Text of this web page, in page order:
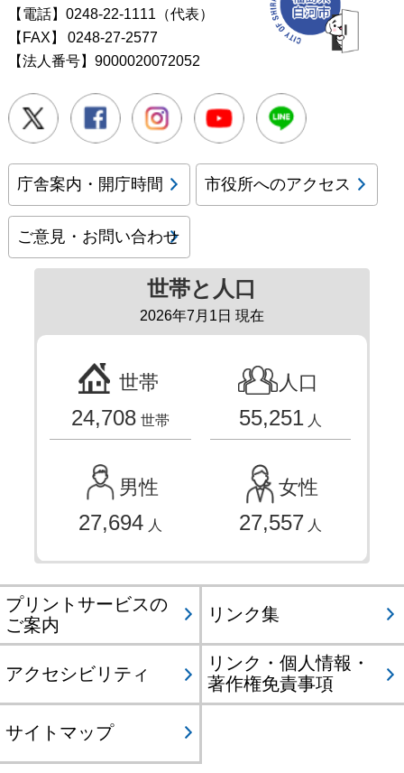
【電話】0248-22-1111（代表）
【FAX】
0248-27-2577
【法人番号】9000020072052
Twitter FacebookInstagramYoutube
庁舎案内・開庁時間 市役所へのアクセス
ご意見・お問い合わせ
世帯と人口
2026年7月1日 現在
世帯
24,708 世帯
人口
55,251 人
男性
27,694 人
女性
27,557 人
プリントサービスの
ご案内
リンク集
アクセシビリティ
リンク・個人情報・
著作権免責事項
サイトマップ